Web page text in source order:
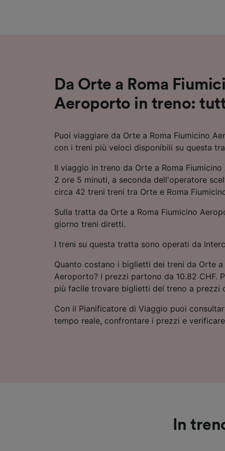
Da Orte a Roma
Aeroporto in treno:
Puoi viaggiare da Orte a Roma Fiumicino
con i treni più veloci disponibili su questa
Il viaggio in treno da Orte a Roma
2 ore 5 minuti, a seconda dell'operatore
circa 42 treni treni tra Orte e Roma
Sulla tratta da Orte a Roma Fiumicino
giorno treni diretti.
I treni su questa tratta sono operati da
Quanto costano i biglietti dei treni da Orte a
Aeroporto? I prezzi partono da 10.82 CHF.
più facile trovare biglietti del treno a prezzi
Con il Pianificatore di Viaggio puoi
tempo reale, confrontare i prezzi e
In